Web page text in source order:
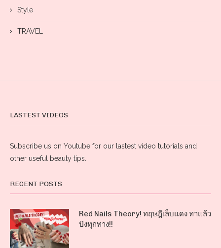
Style
TRAVEL
LASTEST VIDEOS
Subscribe us on Youtube for our lastest video tutorials and
other useful beauty tips.
RECENT POSTS
Red Nails Theory! ทฤษฎีเล็บแดง ทาแล้ว
ปังทุกทาง!!